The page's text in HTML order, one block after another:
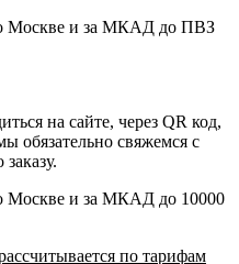
Москве и за МКАД до ПВЗ
на сайте, через QR код,
обязательно свяжемся с
Москве и за МКАД до 10000
по тарифам